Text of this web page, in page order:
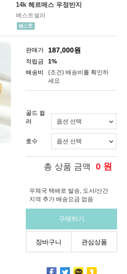
14k 헤르메스 우정반지
베스트셀러
판매가 187,000원
적립금
1%
배송비
(조건) 배송비를 확인하
세요
골드 컬
러
호수
총 상품 금액 0 원
우체국 택배로 발송, 도서/산간
지역 추가 배송요금 없음
구매하기
장바구니 관심상품